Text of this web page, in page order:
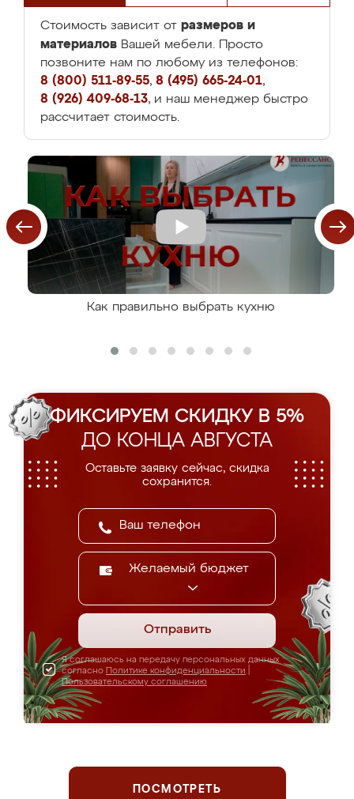
Стоимость зависит от размеров и
материалов Вашей мебели. Просто
позвоните нам по любому из телефонов:
8 (800) 511-89-55, 8 (495) 665-24-01,
8 (926) 409-68-13, и наш менеджер быстро
рассчитает стоимость.
Как правильно выбрать кухню
ФИКСИРУЕМ СКИДКУ В 5%
ДО КОНЦА АВГУСТА
Оставьте заявку сейчас, скидка
сохранится.
Желаемый бюджет
Отправить
Я соглашаюсь на передачу персональных данных
согласно Политике конфиденциальности
Пользовательскому соглашению
ПОСМОТРЕТЬ